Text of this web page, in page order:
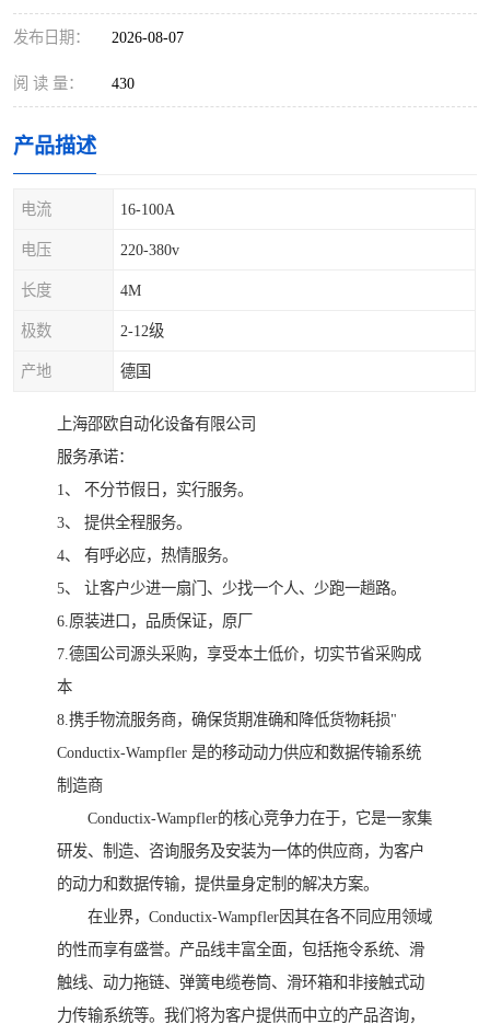
发布日期： 2026-08-07
阅 读 量： 430
产品描述
电流 16-100A
电压 220-380v
长度 4M
极数 2-12级
产地 德国
上海邵欧自动化设备有限公司
服务承诺：
1、 不分节假日，实行服务。
3、 提供全程服务。
4、 有呼必应，热情服务。
5、 让客户少进一扇门、少找一个人、少跑一趟路。
6.原装进口，品质保证，原厂
7.德国公司源头采购，享受本土低价，切实节省采购成
本
8.携手物流服务商，确保货期准确和降低货物耗损"
Conductix-Wampfler 是的移动动力供应和数据传输系统
制造商
Conductix-Wampfler的核心竞争力在于，它是一家集
研发、制造、咨询服务及安装为一体的供应商，为客户
的动力和数据传输，提供量身定制的解决方案。
在业界，Conductix-Wampfler因其在各不同应用领域
的性而享有盛誉。产品线丰富全面，包括拖令系统、滑
触线、动力拖链、弹簧电缆卷筒、滑环箱和非接触式动
力传输系统等。我们将为客户提供而中立的产品咨询，